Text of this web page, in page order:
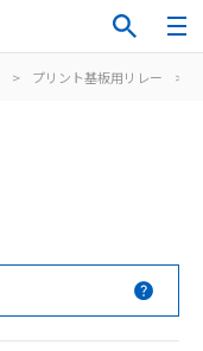
> プリント基板用リレー >